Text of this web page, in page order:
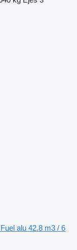
alu 42.8 m3 / 6